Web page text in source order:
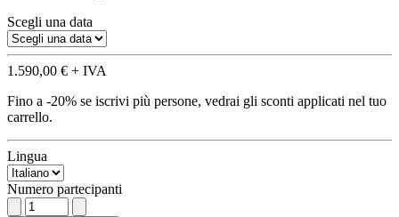
Scegli una data
1.590,00 € + IVA
Fino a -20% se iscrivi più persone, vedrai gli sconti applicati nel tuo
carrello.
Lingua
Numero partecipanti